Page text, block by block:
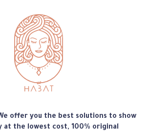
متجر
offer you the best solutions to show
at the lowest cost, 100% original.